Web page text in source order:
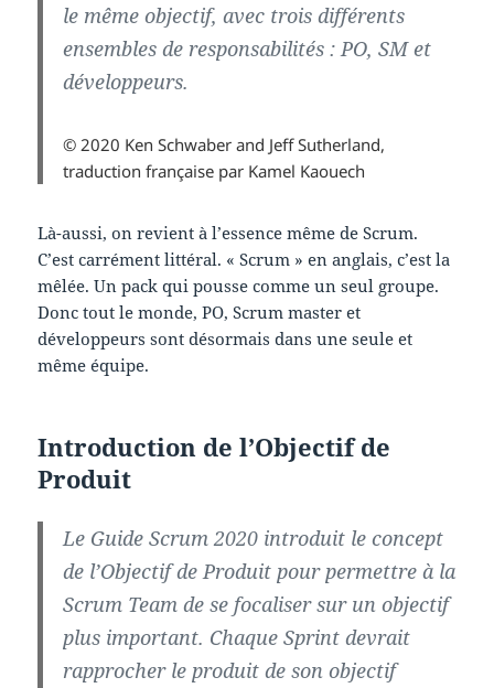
le même objectif, avec trois différents
ensembles de responsabilités : PO, SM et
développeurs.
© 2020 Ken Schwaber and Jeff Sutherland,
traduction française par Kamel Kaouech
Là-aussi, on revient à l’essence même de Scrum.
C’est carrément littéral. « Scrum » en anglais, c’est la
mêlée. Un pack qui pousse comme un seul groupe.
Donc tout le monde, PO, Scrum master et
développeurs sont désormais dans une seule et
même équipe.
Introduction de l’Objectif de
Produit
Le Guide Scrum 2020 introduit le concept
de l’Objectif de Produit pour permettre à la
Scrum Team de se focaliser sur un objectif
plus important. Chaque Sprint devrait
rapprocher le produit de son objectif